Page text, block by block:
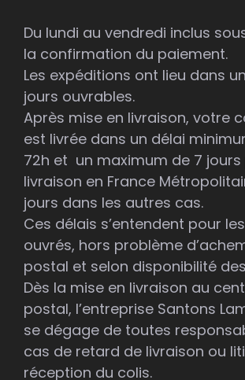
Du lundi au vendredi inclus
la confirmation du paiement.
Les expéditions ont lieu dans
jours ouvrables.
Après mise en livraison, votre
est livrée dans un délai
72h et un maximum de 7
livraison en France
jours dans les autres cas.
Ces délais s’entendent pour
ouvrés, hors problème
postal et selon disponibilité
Dès la mise en livraison au
postal, l’entreprise Santons
se dégage de toutes
cas de retard de livraison ou
réception du colis.